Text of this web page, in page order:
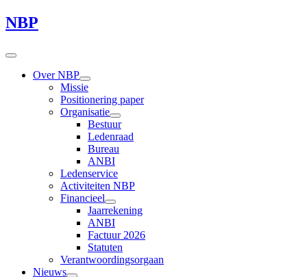
NBP
Over NBP
Missie
Positionering paper
Organisatie
Bestuur
Ledenraad
Bureau
ANBI
Ledenservice
Activiteiten NBP
Financieel
Jaarrekening
ANBI
Factuur 2026
Statuten
Verantwoordingsorgaan
Nieuws